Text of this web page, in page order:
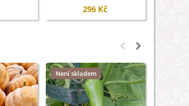
296 Kč
Není skladem